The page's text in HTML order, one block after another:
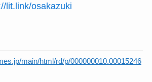
lit.link/osakazuki
main/html/rd/p/000000010.00015246